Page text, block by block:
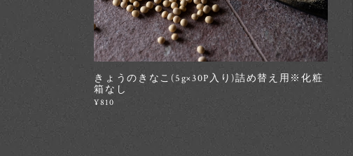
きょうのきなこ(5g×30P入り)詰め替え用※化粧
箱なし
¥810